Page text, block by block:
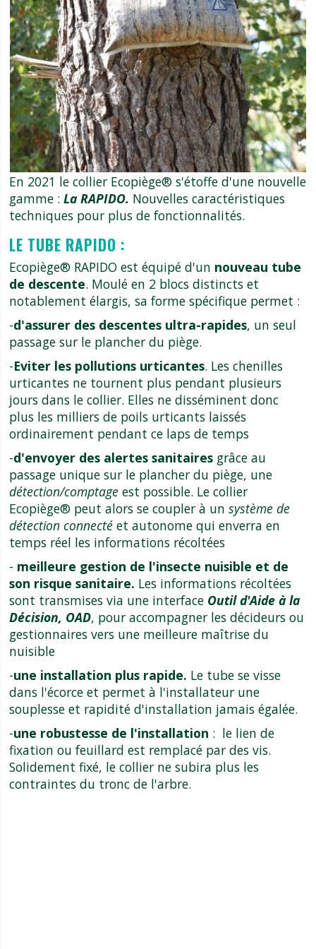
En 2021 le collier Ecopiège® s'étoffe d'une nouvelle
gamme : La RAPIDO. Nouvelles caractéristiques
techniques pour plus de fonctionnalités.
LE TUBE RAPIDO :
Ecopiège® RAPIDO est équipé d'un nouveau tube
de descente. Moulé en 2 blocs distincts et
notablement élargis, sa forme spécifique permet :
-d'assurer des descentes ultra-rapides, un seul
passage sur le plancher du piège.
-Eviter les pollutions urticantes. Les chenilles
urticantes ne tournent plus pendant plusieurs
jours dans le collier. Elles ne disséminent donc
plus les milliers de poils urticants laissés
ordinairement pendant ce laps de temps
-d'envoyer des alertes sanitaires grâce au
passage unique sur le plancher du piège, une
détection/comptage est possible. Le collier
Ecopiège® peut alors se coupler à unsystème de
détection connectéet autonome qui enverra en
temps réel les informations récoltées
- meilleure gestion de l'insecte nuisible et de
son risque sanitaire. Les informations récoltées
sont transmises via une interface Outil d'Aide à la
Décision, OAD, pour accompagner les décideurs ou
gestionnaires vers une meilleure maîtrise du
nuisible
-une installation plus rapide. Le tube se visse
dans l'écorce et permet à l'installateur une
souplesse et rapidité d'installation jamais égalée.
-une robustesse de l'installation : le lien de
fixation ou feuillard est remplacé par des vis.
Solidement fixé, le collier ne subira plus les
contraintes du tronc de l'arbre.